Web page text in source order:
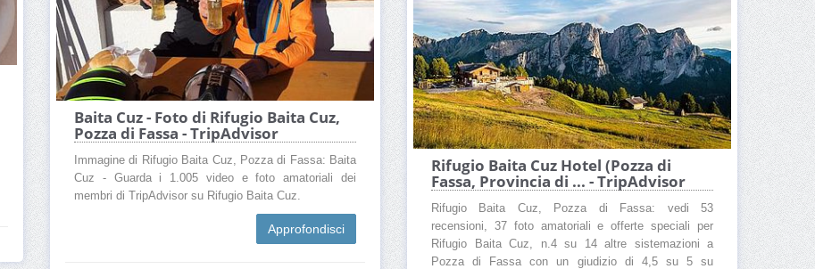
Baita Cuz - Foto di Rifugio Baita Cuz,
Pozza di Fassa - TripAdvisor
Immagine di Rifugio Baita Cuz, Pozza di Fassa: Baita
Cuz - Guarda i 1.005 video e foto amatoriali dei
membri di TripAdvisor su Rifugio Baita Cuz.
Approfondisci
Rifugio Baita Cuz Hotel (Pozza di
Fassa, Provincia di ... - TripAdvisor
Rifugio Baita Cuz, Pozza di Fassa: vedi 53
recensioni, 37 foto amatoriali e offerte speciali per
Rifugio Baita Cuz, n.4 su 14 altre sistemazioni a
Pozza di Fassa con un giudizio di 4,5 su 5 su